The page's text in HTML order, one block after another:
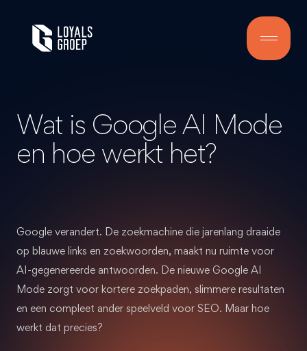
Wat is Google AI Mode
en hoe werkt het?
Google verandert. De zoekmachine die jarenlang draaide
op blauwe links en zoekwoorden, maakt nu ruimte voor
AI-gegenereerde antwoorden. De nieuwe Google AI
Mode zorgt voor kortere zoekpaden, slimmere resultaten
en een compleet ander speelveld voor SEO. Maar hoe
werkt dat precies?